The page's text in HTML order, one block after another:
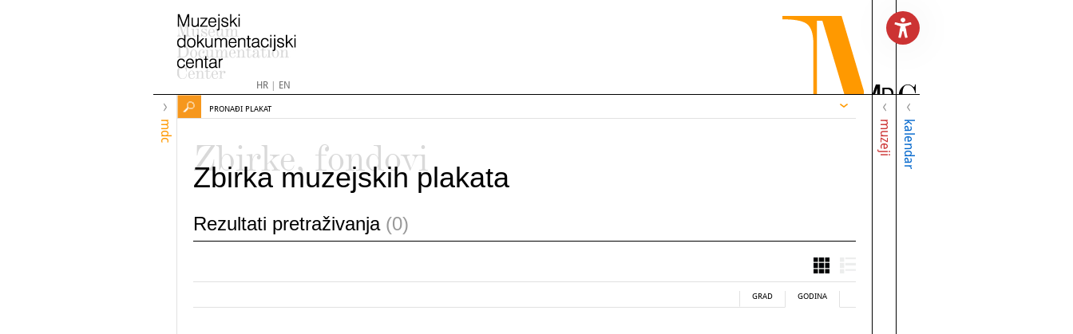
HR| EN
mdc muzeji kalendar
PRONAĐI PLAKAT
Zbirke, fondovi
Zbirka muzejskih plakata
Rezultati pretraživanja (0)
GRAD GODINA